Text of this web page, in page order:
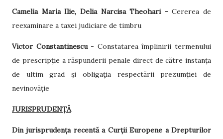
Camelia Maria Ilie, Delia Narcisa Theohari -Cererea de
reexaminare a taxei judiciare de timbru
Victor Constantinescu - Constatarea împlinirii termenului
de prescripție a răspunderii penale direct de către instanța
de ultim grad și obligaţia respectării prezumției de
nevinovăție
JURISPRUDENȚĂ
Din jurisprudența recentă a Curții Europene a Drepturilor